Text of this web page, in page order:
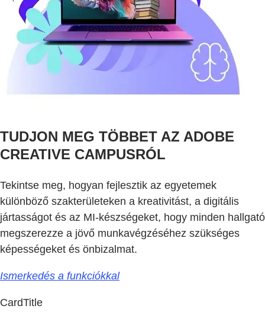
TUDJON MEG TÖBBET AZ ADOBE
CREATIVE CAMPUSRÓL
Tekintse meg, hogyan fejlesztik az egyetemek
különböző szakterületeken a kreativitást, a digitális
jártasságot és az MI-készségeket, hogy minden hallgató
megszerezze a jövő munkavégzéséhez szükséges
képességeket és önbizalmat.
Ismerkedés a funkciókkal
CardTitle